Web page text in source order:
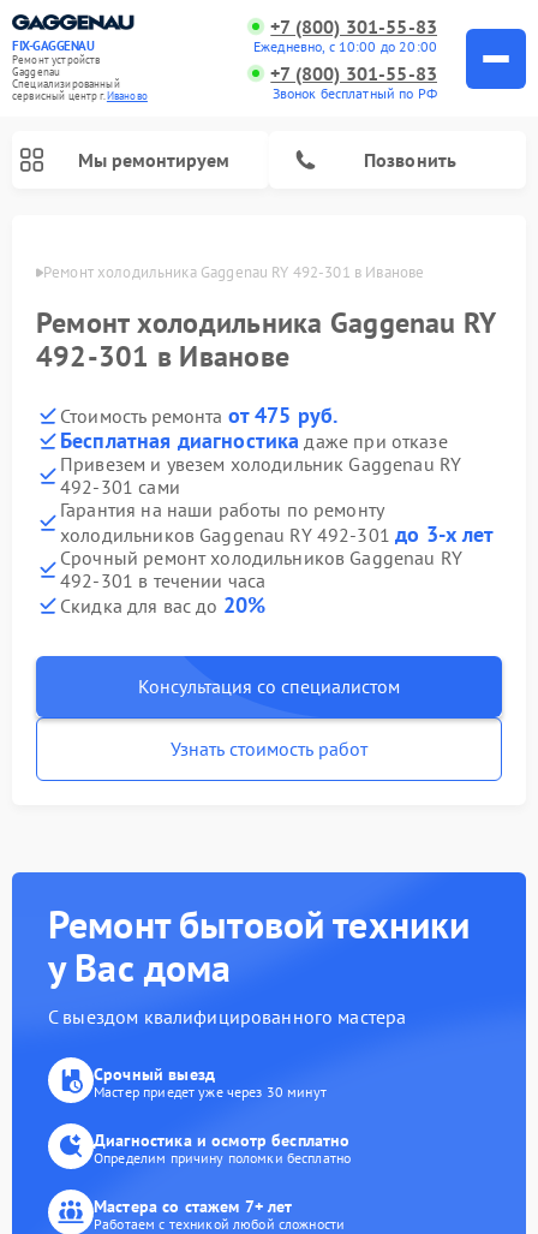
FIX-GAGGENAU
Ремонт устройств
Gaggenau
Специализированный
cервисный центр г.Иваново
+7 (800) 301-55-83
Ежедневно, с 10:00 до 20:00
+7 (800) 301-55-83
Звонок бесплатный по РФ
Мы ремонтируем Позвонить
Ремонт холодильника Gaggenau RY 492-301 в Иванове
Ремонт холодильника Gaggenau RY
492-301 в Иванове
Стоимость ремонта от 475 руб.
Бесплатная диагностика даже при отказе
Привезем и увезем холодильник Gaggenau RY
492-301 сами
Гарантия на наши работы по ремонту
холодильников Gaggenau RY 492-301до 3-х лет
Срочный ремонт холодильников Gaggenau RY
492-301 в течении часа
Скидка для вас до 20%
Консультация со специалистом
Узнать стоимость работ
Ремонт бытовой техники
у Вас дома
С выездом квалифицированного мастера
Срочный выезд
Мастер приедет уже через 30 минут
Диагностика и осмотр бесплатно
Определим причину поломки бесплатно
Мастера со стажем 7+ лет
Работаем с техникой любой сложности